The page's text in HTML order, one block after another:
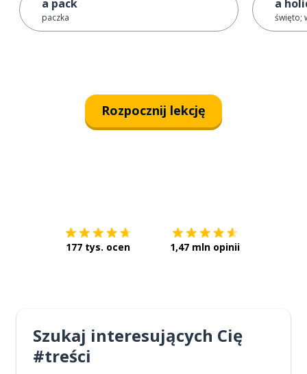
a pack
paczka
a
święto;
Rozpocznij lekcję
177 tys. ocen 1,47 mln opinii
Szukaj interesujących Cię
#treści